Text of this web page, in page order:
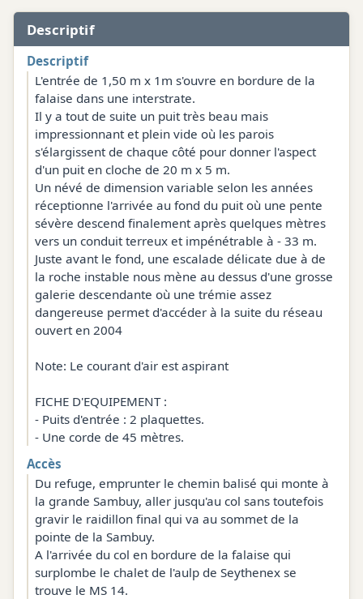
Descriptif
Descriptif
L'entrée de 1,50 m x 1m s'ouvre en bordure de la
falaise dans une interstrate.
Il y a tout de suite un puit très beau mais
impressionnant et plein vide où les parois
s'élargissent de chaque côté pour donner l'aspect
d'un puit en cloche de 20 m x 5 m.
Un névé de dimension variable selon les années
réceptionne l'arrivée au fond du puit où une pente
sévère descend finalement après quelques mètres
vers un conduit terreux et impénétrable à - 33 m.
Juste avant le fond, une escalade délicate due à de
la roche instable nous mène au dessus d'une grosse
galerie descendante où une trémie assez
dangereuse permet d'accéder à la suite du réseau
ouvert en 2004
Note: Le courant d'air est aspirant
FICHE D'EQUIPEMENT :
- Puits d'entrée : 2 plaquettes.
- Une corde de 45 mètres.
Accès
Du refuge, emprunter le chemin balisé qui monte à
la grande Sambuy, aller jusqu'au col sans toutefois
gravir le raidillon final qui va au sommet de la
pointe de la Sambuy.
A l'arrivée du col en bordure de la falaise qui
surplombe le chalet de l'aulp de Seythenex se
trouve le MS 14.